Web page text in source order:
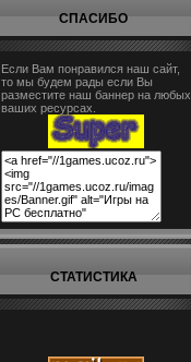
СПАСИБО
Если Вам понравился наш сайт,
то мы будем рады если Вы
разместите наш баннер на любых
ваших ресурсах.
СТАТИСТИКА